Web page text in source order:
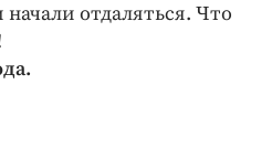
начали отдаляться. Что